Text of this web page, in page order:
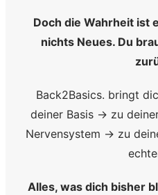
Doch die Wahrheit ist
nichts Neues. Du
Back2Basics. bringt
deiner Basis → zu
Nervensystem → zu
Alles, was dich bisher